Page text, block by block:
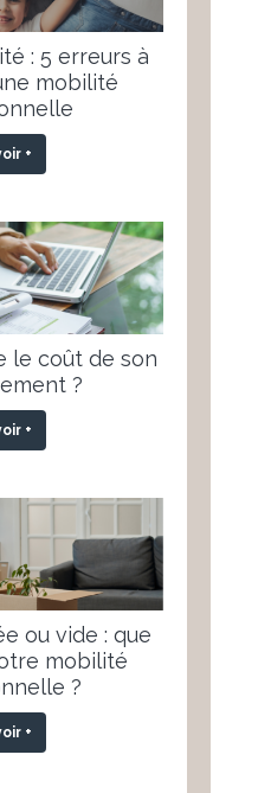
: 5 erreurs à
mobilité
+
le coût de son
?
+
ou vide : que
mobilité
?
+